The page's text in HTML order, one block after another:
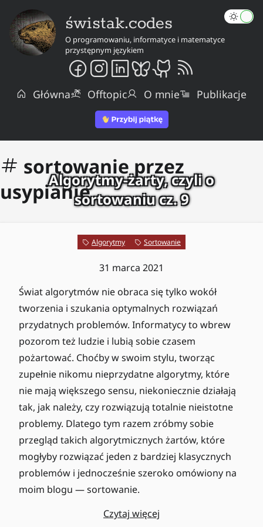
świstak.codes
O programowaniu, informatyce i matematyce
przystępnym językiem
Główna Offtopic O mnie Publikacje
sortowanie przez
usypianieAlgorytmy-żarty, czyli o
sortowaniu cz. 9
Algorytmy Sortowanie
31 marca 2021
Świat algorytmów nie obraca się tylko wokół
tworzenia i szukania optymalnych rozwiązań
przydatnych problemów. Informatycy to wbrew
pozorom też ludzie i lubią sobie czasem
pożartować. Choćby w swoim stylu, tworząc
zupełnie nikomu nieprzydatne algorytmy, które
nie mają większego sensu, niekoniecznie działają
tak, jak należy, czy rozwiązują totalnie nieistotne
problemy. Dlatego tym razem zróbmy sobie
przegląd takich algorytmicznych żartów, które
mogłyby rozwiązać jeden z bardziej klasycznych
problemów i jednocześnie szeroko omówiony na
moim blogu — sortowanie.
Czytaj więcej